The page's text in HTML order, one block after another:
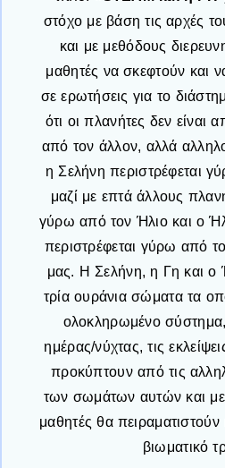
στόχο με βάση τις αρχές
και με μεθόδους
μαθητές να σκεφτούν και
σε ερωτήσεις για το
ότι οι πλανήτες δεν είναι
από τον άλλον, αλλά
η Σελήνη περιστρέφεται
μαζί με επτά άλλους
γύρω από τον Ήλιο και ο
περιστρέφεται γύρω από
μας. Η Σελήνη, η Γη και ο
τρία ουράνια σώματα τα
ολοκληρωμένο
ημέρας/νύχτας, τις
προκύπτουν από τις
των σωμάτων αυτών και με
μαθητές θα
βιωματικό